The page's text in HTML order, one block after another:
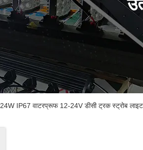
24W IP67 वाटरप्रूफ 12-24V डीसी ट्रक स्ट्रोब लाइट